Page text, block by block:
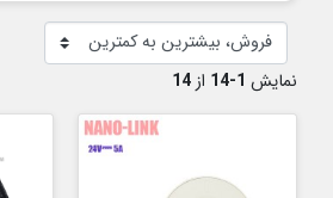
نمایش 1-14 از 14